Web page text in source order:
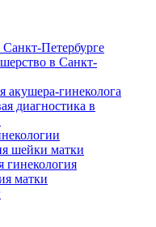
Санкт-Петербурге
в Санкт-
акушера-гинеколога
диагностика в
шейки матки
гинекология
матки